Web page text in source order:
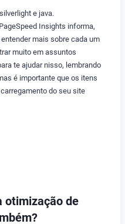
e java.
Insights informa,
mais sobre cada um
muito em assuntos
te ajudar nisso, lembrando
é importante que os itens
do seu site
otimização de